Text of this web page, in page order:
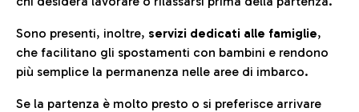
Sono presenti, inoltre, servizi dedicati alle famiglie,
che facilitano gli spostamenti con bambini e rendono
più semplice la permanenza nelle aree di imbarco.
Se la partenza è molto presto o si preferisce arrivare